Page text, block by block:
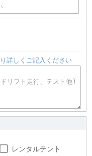
詳しくご記入ください
レンタルテント